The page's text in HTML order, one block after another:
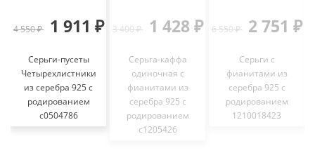
4 550 ₽ 1 911 ₽
Серьги-пусеты
Четырехлистники
из серебра 925 с
родированием
с0504786
3 400 ₽ 1 428 ₽
Серьга-каффа
одиночная с
фианитами из
серебра 925 с
родированием
с1205426
6 550 ₽ 2 751 ₽
Серьги с
фианитами из
серебра 925 с
родированием
1210018423